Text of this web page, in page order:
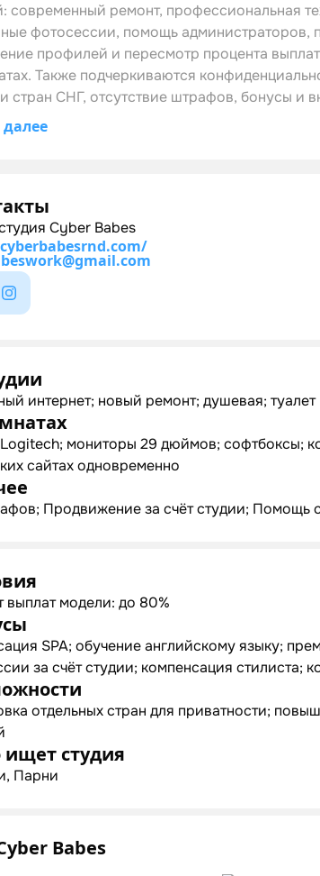
современный ремонт, профессиональная
фотосессии, помощь администраторов,
профилей и пересмотр процента
Также подчеркиваются
стран СНГ, отсутствие штрафов, бонусы и
Cyber Babes
интернет; новый ремонт; душевая; туалет
мониторы 29 дюймов; софтбоксы;
сайтах одновременно
Продвижение за счёт студии; Помощь
выплат модели: до 80%
SPA; обучение английскому языку;
за счёт студии; компенсация стилиста;
отдельных стран для приватности;
ищет студия
Парни
Babes